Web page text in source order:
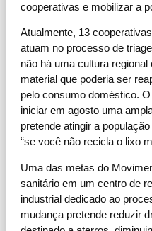
cooperativas e mobilizar a
Atualmente, 13
atuam no processo de
não há uma cultura
material que poderia ser
pelo consumo doméstico.
iniciar em agosto uma
pretende atingir a
“se você não recicla o lixo
Uma das metas do
sanitário em um centro de
industrial dedicado ao
mudança pretende reduzir